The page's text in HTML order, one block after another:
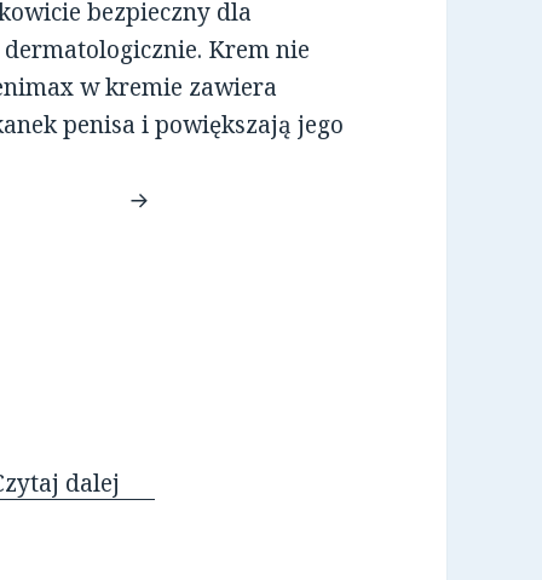
bezpieczny dla
Krem nie
w kremie zawiera
penisa i powiększają jego
dalej
Krem Penimax